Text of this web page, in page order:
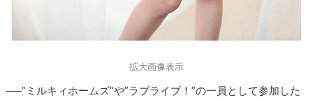
拡大画像表示
──”ミルキィホームズ”や”ラブライブ！”の一員として参加した